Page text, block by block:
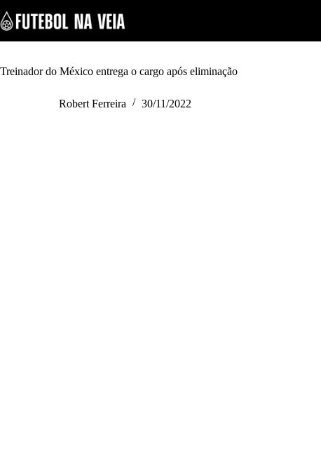
k
i
p
o
Treinador do México entrega o cargo após eliminação
Robert Ferreira 30/11/2022